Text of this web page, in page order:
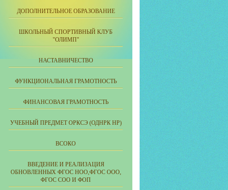
ДОПОЛНИТЕЛЬНОЕ ОБРАЗОВАНИЕ
ШКОЛЬНЫЙ СПОРТИВНЫЙ КЛУБ
"ОЛИМП"
НАСТАВНИЧЕСТВО
ФУНКЦИОНАЛЬНАЯ ГРАМОТНОСТЬ
ФИНАНСОВАЯ ГРАМОТНОСТЬ
УЧЕБНЫЙ ПРЕДМЕТ ОРКСЭ (ОДНРК НР)
ВСОКО
ВВЕДЕНИЕ И РЕАЛИЗАЦИЯ
ОБНОВЛЕННЫХ ФГОС НОО,ФГОС ООО,
ФГОС СОО И ФОП